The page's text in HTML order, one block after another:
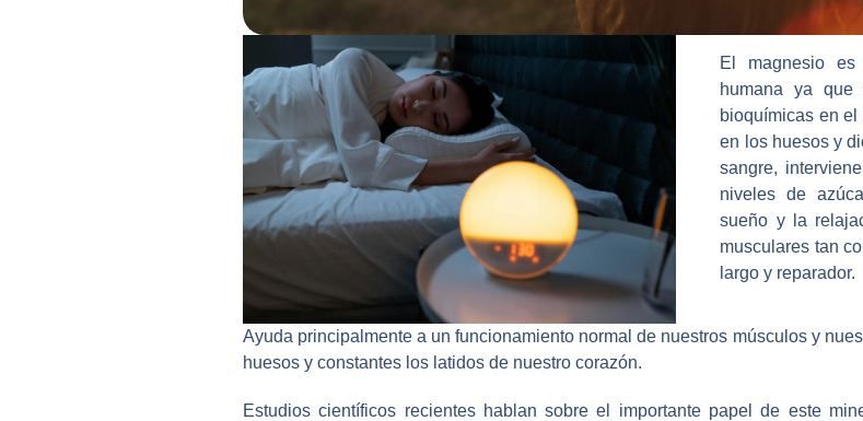
El magnesio
humana ya
bioquímicas en
en los huesos y
sangre,
niveles de
sueño y la
musculares tan
largo y reparador.
Ayuda principalmente a un funcionamiento normal de nuestros músculos y
huesos y constantes los latidos de nuestro corazón.
Estudios científicos recientes hablan sobre el importante papel de este